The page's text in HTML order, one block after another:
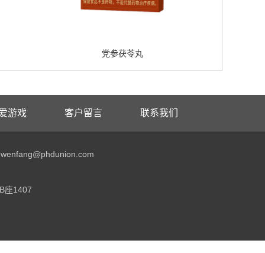
党参茯苓丸
游戏 客户留言 联系我们
座1407